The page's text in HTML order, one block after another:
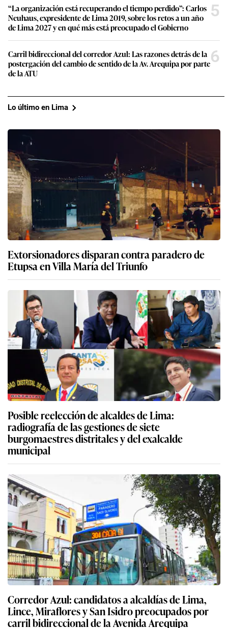
“La organización está recuperando el tiempo perdido”: Carlos
Neuhaus, expresidente de Lima 2019, sobre los retos a un año
de Lima 2027 y en qué más está preocupado el Gobierno
5
Carril bidireccional del corredor Azul: Las razones detrás de la
postergación del cambio de sentido de la Av. Arequipa por parte
de la ATU
6
Lo último en Lima
Extorsionadores disparan contra paradero de
Etupsa en Villa María del Triunfo
Posible reelección de alcaldes de Lima:
radiografía de las gestiones de siete
burgomaestres distritales y del exalcalde
municipal
Corredor Azul: candidatos a alcaldías de Lima,
Lince, Miraflores y San Isidro preocupados por
carril bidireccional de la Avenida Arequipa